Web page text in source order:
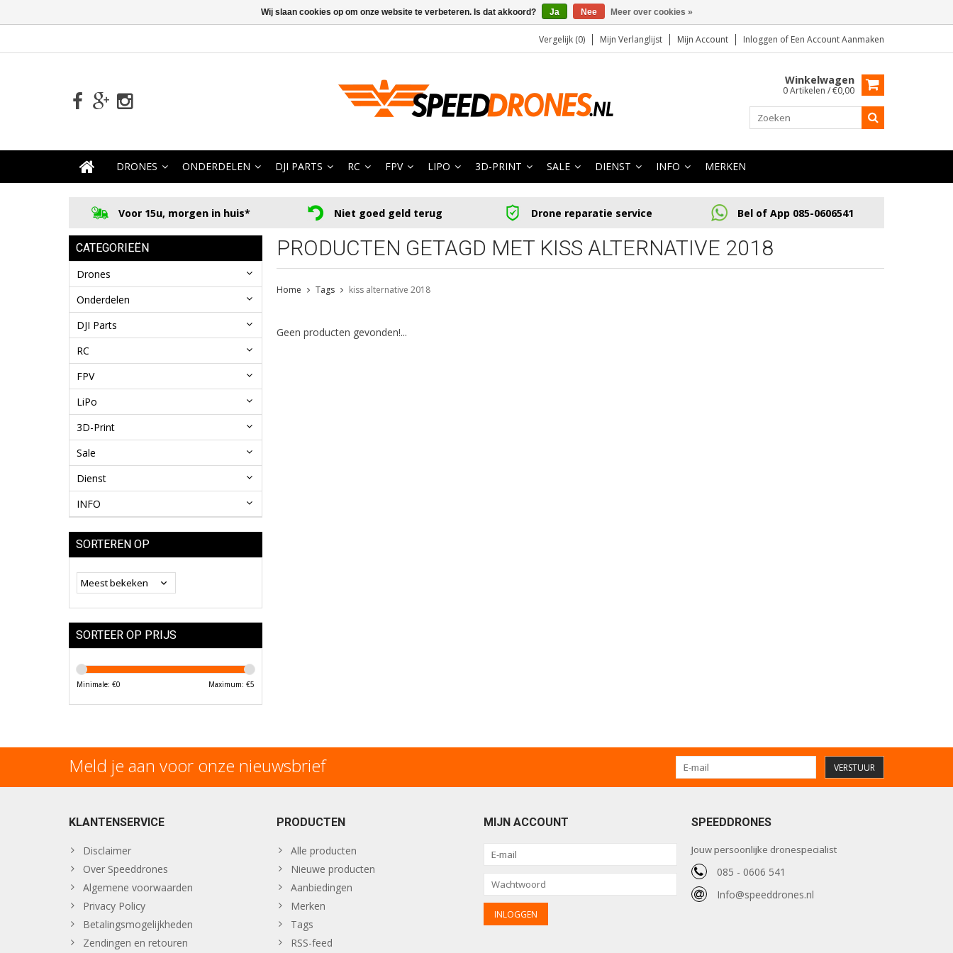
Vergelijk (0) Mijn Verlanglijst Mijn Account Inloggen of Een Account Aanmaken
Winkelwagen
0 Artikelen / €0,00
DRONES ONDERDELEN DJI PARTS RC FPV LIPO 3D-PRINT SALE DIENST INFO MERKEN
Voor 15u, morgen in huis* Niet goed geld terug Drone reparatie service Bel of App 085-0606541
CATEGORIEËN
Drones
Onderdelen
DJI Parts
RC
FPV
LiPo
3D-Print
Sale
Dienst
INFO
SORTEREN OP
SORTEER OP PRIJS
Minimale: €0 Maximum: €5
PRODUCTEN GETAGD MET KISS ALTERNATIVE 2018
Home Tags kiss alternative 2018
Geen producten gevonden!...
Meld je aan voor onze nieuwsbrief VERSTUUR
KLANTENSERVICE
Disclaimer
Over Speeddrones
Algemene voorwaarden
Privacy Policy
Betalingsmogelijkheden
Zendingen en retouren
PRODUCTEN
Alle producten
Nieuwe producten
Aanbiedingen
Merken
Tags
RSS-feed
MIJN ACCOUNT SPEEDDRONES
Jouw persoonlijke dronespecialist
085 - 0606 541
Info@speeddrones.nl
Wij slaan cookies op om onze website te verbeteren. Is dat akkoord? Ja Nee Meer over cookies »